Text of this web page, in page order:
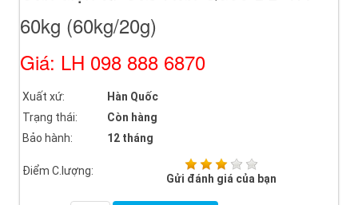
60kg (60kg/20g)
Giá: LH 098 888 6870
Xuất xứ:
Hàn Quốc
Trạng thái:
Còn hàng
Bảo hành:
12 tháng
Điểm C.lượng:
Gửi đánh giá của bạn